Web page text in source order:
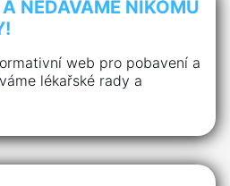
NEDÁVÁME NIKOMU
web pro pobavení a
lékařské rady a